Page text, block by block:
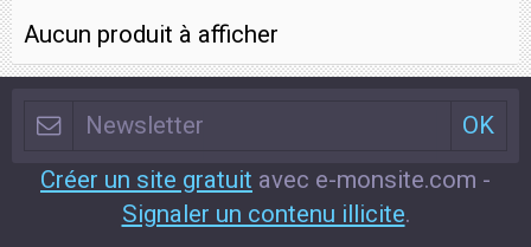
Aucun produit à afficher
Créer un site gratuit avec e-monsite.com -
Signaler un contenu illicite.